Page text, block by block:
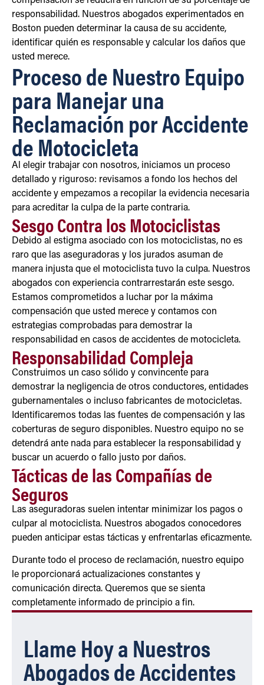
responsabilidad. Nuestros abogados experimentados en
Boston pueden determinar la causa de su accidente,
identificar quién es responsable y calcular los daños que
usted merece.
Proceso de Nuestro Equipo
para Manejar una
Reclamación por Accidente
de Motocicleta
Al elegir trabajar con nosotros, iniciamos un proceso
detallado y riguroso: revisamos a fondo los hechos del
accidente y empezamos a recopilar la evidencia necesaria
para acreditar la culpa de la parte contraria.
Sesgo Contra los Motociclistas
Debido al estigma asociado con los motociclistas, no es
raro que las aseguradoras y los jurados asuman de
manera injusta que el motociclista tuvo la culpa. Nuestros
abogados con experiencia contrarrestarán este sesgo.
Estamos comprometidos a luchar por la máxima
compensación que usted merece y contamos con
estrategias comprobadas para demostrar la
responsabilidad en casos de accidentes de motocicleta.
Responsabilidad Compleja
Construimos un caso sólido y convincente para
demostrar la negligencia de otros conductores, entidades
gubernamentales o incluso fabricantes de motocicletas.
Identificaremos todas las fuentes de compensación y las
coberturas de seguro disponibles. Nuestro equipo no se
detendrá ante nada para establecer la responsabilidad y
buscar un acuerdo o fallo justo por daños.
Tácticas de las Compañías de
Seguros
Las aseguradoras suelen intentar minimizar los pagos o
culpar al motociclista. Nuestros abogados conocedores
pueden anticipar estas tácticas y enfrentarlas eficazmente.
Durante todo el proceso de reclamación, nuestro equipo
le proporcionará actualizaciones constantes y
comunicación directa. Queremos que se sienta
completamente informado de principio a fin.
Llame Hoy a Nuestros
Abogados de Accidentes